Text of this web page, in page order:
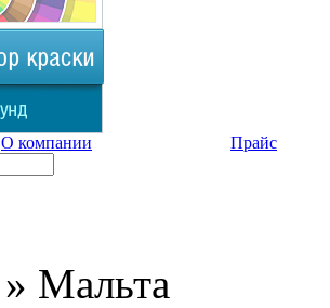
О компании Прайс
» Мальта